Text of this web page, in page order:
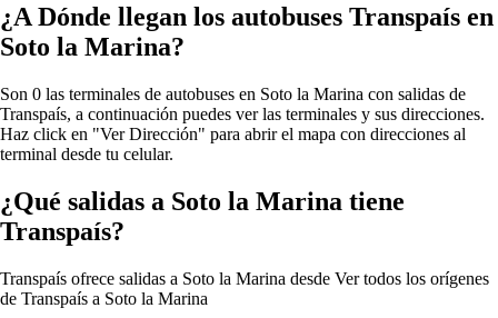
¿A Dónde llegan los autobuses Transpaís en
Soto la Marina?
Son 0 las terminales de autobuses en Soto la Marina con salidas de
Transpaís, a continuación puedes ver las terminales y sus direcciones.
Haz click en "Ver Dirección" para abrir el mapa con direcciones al
terminal desde tu celular.
¿Qué salidas a Soto la Marina tiene
Transpaís?
Transpaís ofrece salidas a Soto la Marina desde Ver todos los orígenes
de Transpaís a Soto la Marina